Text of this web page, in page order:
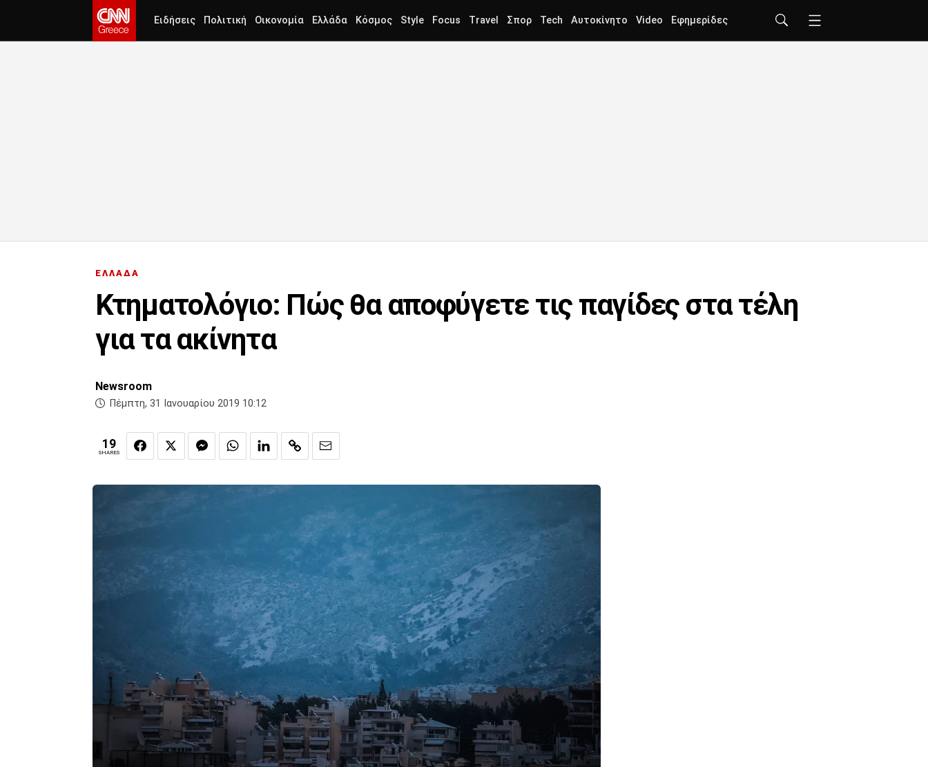
Ειδήσεις Πολιτική Οικονομία Ελλάδα Κόσμος Style Focus Travel Σπορ Tech Αυτοκίνητο Video Εφημερίδες
ΕΛΛΑΔΑ
Κτηματολόγιο: Πώς θα αποφύγετε τις παγίδες στα τέλη
για τα ακίνητα
Newsroom
Πέμπτη, 31 Ιανουαρίου 2019 10:12
19
SHARES